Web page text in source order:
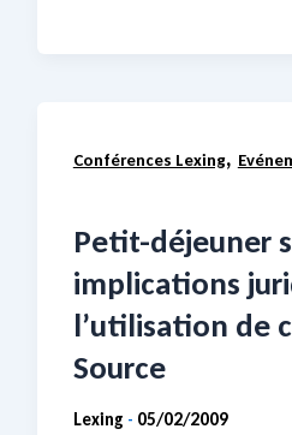
Conférences Lexing,
Petit-déjeuner
implications
l’utilisation de
Source
Lexing - 05/02/2009